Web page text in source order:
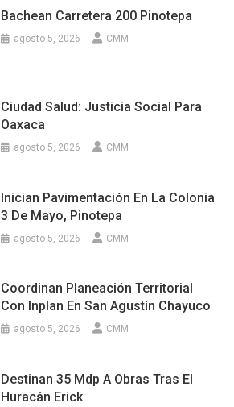
Bachean Carretera 200 Pinotepa
agosto 5, 2026 CMM
Ciudad Salud: Justicia Social Para
Oaxaca
agosto 5, 2026 CMM
Inician Pavimentación En La Colonia
3 De Mayo, Pinotepa
agosto 5, 2026 CMM
Coordinan Planeación Territorial
Con Inplan En San Agustín Chayuco
agosto 5, 2026 CMM
Destinan 35 Mdp A Obras Tras El
Huracán Erick